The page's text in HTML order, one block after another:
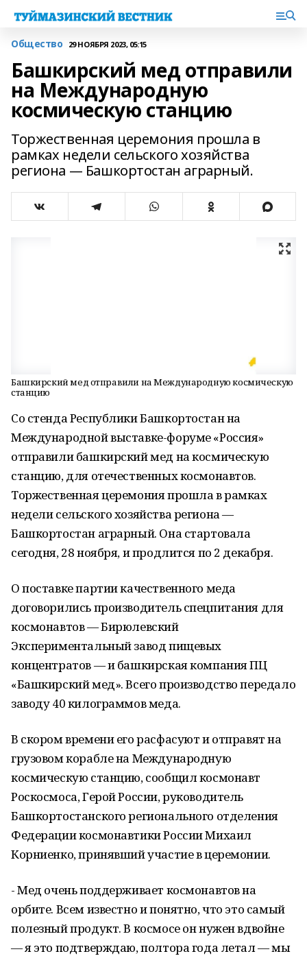
Общество 29 НОЯБРЯ 2023, 05:15
Башкирский мед отправили
на Международную
космическую станцию
Торжественная церемония прошла в
рамках недели сельского хозяйства
региона — Башкортостан аграрный.
Башкирский мед отправили на Международную космическую
станцию
Со стенда Республики Башкортостан на
Международной выставке-форуме «Россия»
отправили башкирский мед на космическую
станцию, для отечественных космонавтов.
Торжественная церемония прошла в рамках
недели сельского хозяйства региона —
Башкортостан аграрный. Она стартовала
сегодня, 28 ноября, и продлится по 2 декабря.
О поставке партии качественного меда
договорились производитель спецпитания для
космонавтов — Бирюлевский
Экспериментальный завод пищевых
концентратов — и башкирская компания ПЦ
«Башкирский мед». Всего производство передало
заводу 40 килограммов меда.
В скором времени его расфасуют и отправят на
грузовом корабле на Международную
космическую станцию, сообщил космонавт
Роскосмоса, Герой России, руководитель
Башкортостанского регионального отделения
Федерации космонавтики России Михаил
Корниенко, принявший участие в церемонии.
​- Мед очень поддерживает космонавтов на
орбите. Всем известно и понятно, что это самый
полезный продукт. В космосе он нужен вдвойне
— я это подтверждаю, полтора года летал — мы